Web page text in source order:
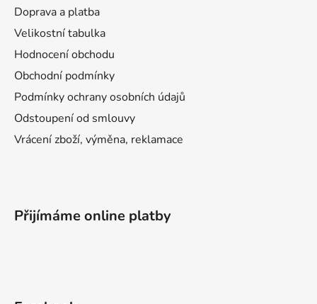
Doprava a platba
Velikostní tabulka
Hodnocení obchodu
Obchodní podmínky
Podmínky ochrany osobních údajů
Odstoupení od smlouvy
Vrácení zboží, výměna, reklamace
Přijímáme online platby